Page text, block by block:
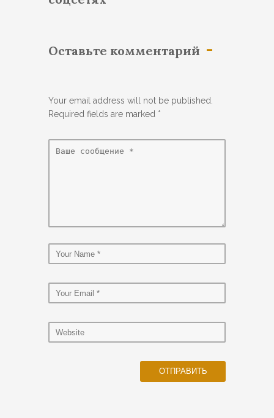
Оставьте комментарий
Your email address will not be published.
Required fields are marked *